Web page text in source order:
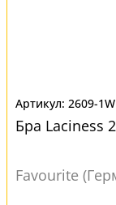
2609-1W
Бра Laciness
Favourite